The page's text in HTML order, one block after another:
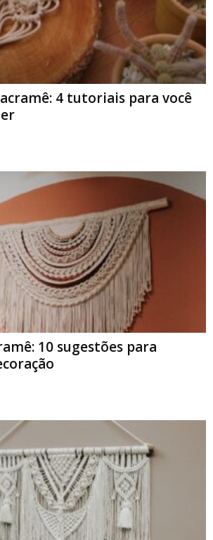
4 tutoriais para você
10 sugestões para